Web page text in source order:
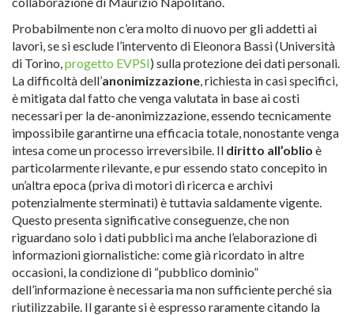
Probabilmente non c’era molto di nuovo per gli addetti ai
lavori, se si esclude l’intervento di Eleonora Bassi (Università
di Torino,progetto EVPSI) sulla protezione dei dati personali.
La difficoltà dell’anonimizzazione, richiesta in casi specifici,
è mitigata dal fatto che venga valutata in base ai costi
necessari per la de-anonimizzazione, essendo tecnicamente
impossibile garantirne una efficacia totale, nonostante venga
intesa come un processo irreversibile. Il diritto all’oblio è
particolarmente rilevante, e pur essendo stato concepito in
un’altra epoca (priva di motori di ricerca e archivi
potenzialmente sterminati) è tuttavia saldamente vigente.
Questo presenta significative conseguenze, che non
riguardano solo i dati pubblici ma anche l’elaborazione di
informazioni giornalistiche: come già ricordato in altre
occasioni, la condizione di “pubblico dominio”
dell’informazione è necessaria ma non sufficiente perché sia
riutilizzabile. Il garante si è espresso raramente citando la